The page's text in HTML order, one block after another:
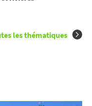
les thématiques